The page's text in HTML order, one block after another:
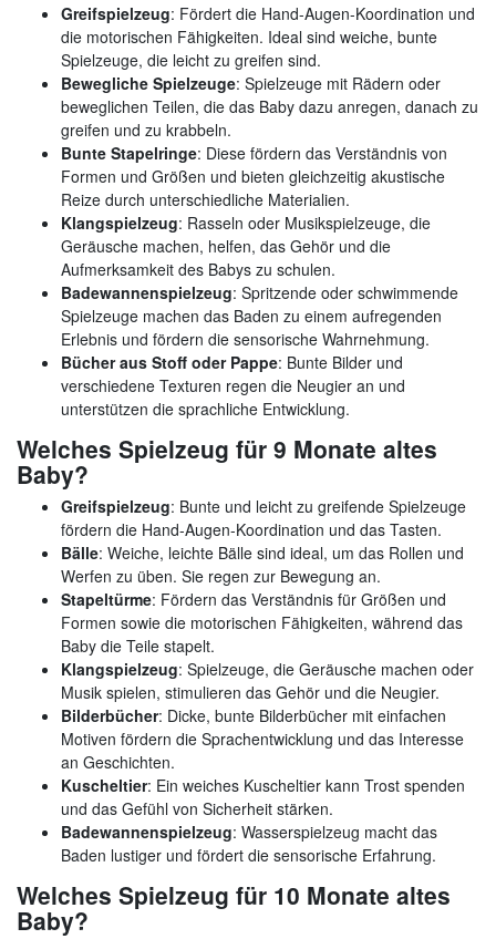
Greifspielzeug: Fördert die Hand-Augen-Koordination und
die motorischen Fähigkeiten. Ideal sind weiche, bunte
Spielzeuge, die leicht zu greifen sind.
Bewegliche Spielzeuge: Spielzeuge mit Rädern oder
beweglichen Teilen, die das Baby dazu anregen, danach zu
greifen und zu krabbeln.
Bunte Stapelringe: Diese fördern das Verständnis von
Formen und Größen und bieten gleichzeitig akustische
Reize durch unterschiedliche Materialien.
Klangspielzeug: Rasseln oder Musikspielzeuge, die
Geräusche machen, helfen, das Gehör und die
Aufmerksamkeit des Babys zu schulen.
Badewannenspielzeug: Spritzende oder schwimmende
Spielzeuge machen das Baden zu einem aufregenden
Erlebnis und fördern die sensorische Wahrnehmung.
Bücher aus Stoff oder Pappe: Bunte Bilder und
verschiedene Texturen regen die Neugier an und
unterstützen die sprachliche Entwicklung.
Welches Spielzeug für 9 Monate altes
Baby?
Greifspielzeug: Bunte und leicht zu greifende Spielzeuge
fördern die Hand-Augen-Koordination und das Tasten.
Bälle: Weiche, leichte Bälle sind ideal, um das Rollen und
Werfen zu üben. Sie regen zur Bewegung an.
Stapeltürme: Fördern das Verständnis für Größen und
Formen sowie die motorischen Fähigkeiten, während das
Baby die Teile stapelt.
Klangspielzeug: Spielzeuge, die Geräusche machen oder
Musik spielen, stimulieren das Gehör und die Neugier.
Bilderbücher: Dicke, bunte Bilderbücher mit einfachen
Motiven fördern die Sprachentwicklung und das Interesse
an Geschichten.
Kuscheltier: Ein weiches Kuscheltier kann Trost spenden
und das Gefühl von Sicherheit stärken.
Badewannenspielzeug: Wasserspielzeug macht das
Baden lustiger und fördert die sensorische Erfahrung.
Welches Spielzeug für 10 Monate altes
Baby?